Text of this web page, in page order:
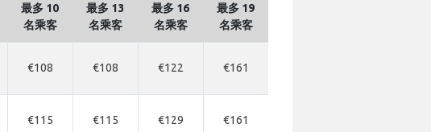
最多 10
名乘客
最多 13
名乘客
最多 16
名乘客
最多 19
名乘客
€108 €108 €122 €161
€115 €115 €129 €161